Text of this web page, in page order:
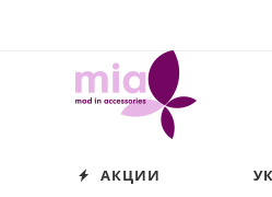
АКЦИИ